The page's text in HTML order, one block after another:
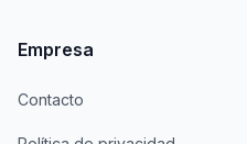
Empresa
Contacto